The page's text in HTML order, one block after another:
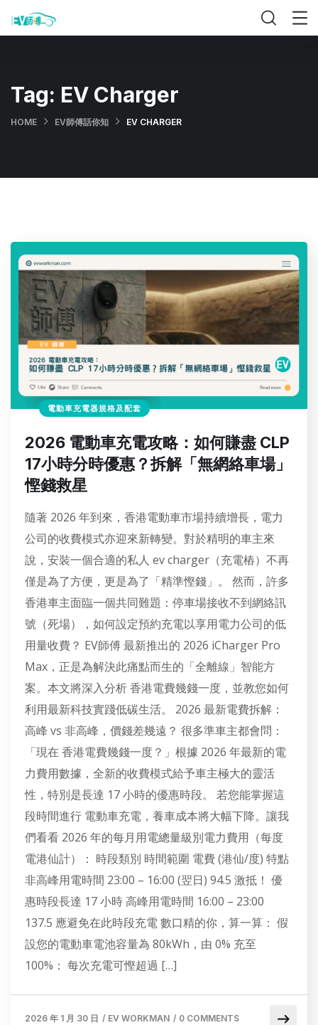
Tag: EV Charger
HOME EV師傅話你知 EV CHARGER
電動車充電器規格及配套
2026 電動車充電攻略：如何賺盡 CLP
17小時分時優惠？拆解「無網絡車場」
慳錢救星
隨著 2026 年到來，香港電動車市場持續增長，電力
公司的收費模式亦迎來新轉變。對於精明的車主來
說，安裝一個合適的私人 ev charger（充電樁）不再
僅是為了方便，更是為了「精準慳錢」。 然而，許多
香港車主面臨一個共同難題：停車場接收不到網絡訊
號（死場），如何設定預約充電以享用電力公司的低
用量收費？ EV師傅 最新推出的 2026 iCharger Pro
Max，正是為解決此痛點而生的「全離線」智能方
案。本文將深入分析 香港電費幾錢一度，並教您如何
利用最新科技實踐低碳生活。 2026 最新電費拆解：
高峰 vs 非高峰，價錢差幾遠？ 很多準車主都會問：
「現在 香港電費幾錢一度？」根據 2026 年最新的電
力費用數據，全新的收費模式給予車主極大的靈活
性，特別是長達 17 小時的優惠時段。 若您能掌握這
段時間進行 電動車充電，養車成本將大幅下降。讓我
們看看 2026 年的每月用電總量級別電力費用（每度
電港仙計）： 時段類別 時間範圍 電費 (港仙/度) 特點
非高峰用電時間 23:00 – 16:00 (翌日) 94.5 激抵！ 優
惠時段長達 17 小時 高峰用電時間 16:00 – 23:00
137.5 應避免在此時段充電 數口精的你，算一算： 假
設您的電動車電池容量為 80kWh，由 0% 充至
100%： 每次充電可慳超過 […]
2026 年 1 月 30 日 / EV WORKMAN / 0 COMMENTS